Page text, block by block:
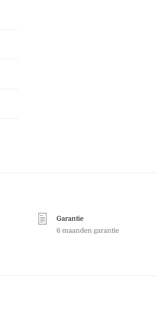
Garantie
6 maanden garantie